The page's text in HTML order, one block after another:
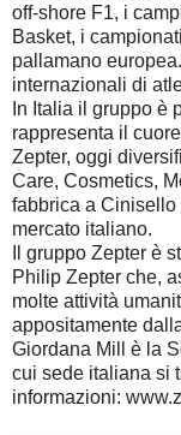
off-shore F1, i
Basket, i
pallamano
internazionali di
In Italia il gruppo è
rappresenta il
Zepter, oggi
Care, Cosmetics,
fabbrica a Cinisello
mercato italiano.
Il gruppo Zepter è
Philip Zepter che,
molte attività
appositamente
Giordana Mill è la
cui sede italiana si
informazioni: